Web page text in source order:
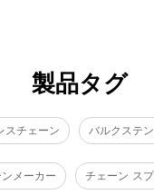
製品タグ
スチェーン バルクステ
メーカー チェーン ス